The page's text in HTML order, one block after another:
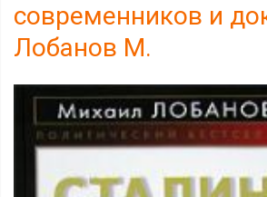
современников и
Лобанов М.